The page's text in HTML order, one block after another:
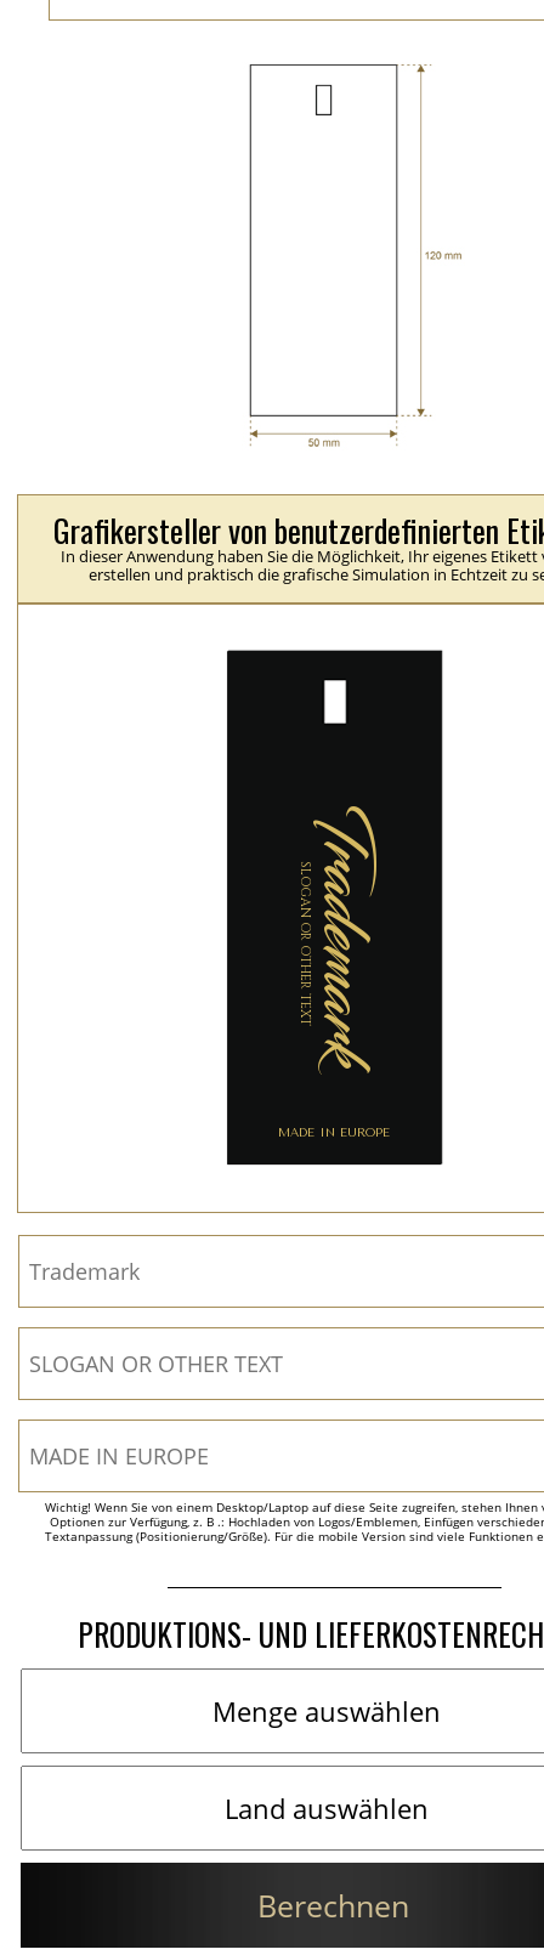
Grafikersteller von benutzerdefinierten
In dieser Anwendung haben Sie die Möglichkeit, Ihr eigenes Etikett
erstellen und praktisch die grafische Simulation in Echtzeit zu
Wichtig! Wenn Sie von einem Desktop/Laptop auf diese Seite zugreifen, stehen Ihnen
Optionen zur Verfügung, z. B .: Hochladen von Logos/Emblemen, Einfügen
Textanpassung (Positionierung/Größe). Für die mobile Version sind viele Funktionen
PRODUKTIONS- UND
Berechnen